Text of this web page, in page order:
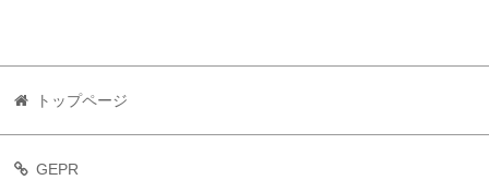
トップページ
GEPR